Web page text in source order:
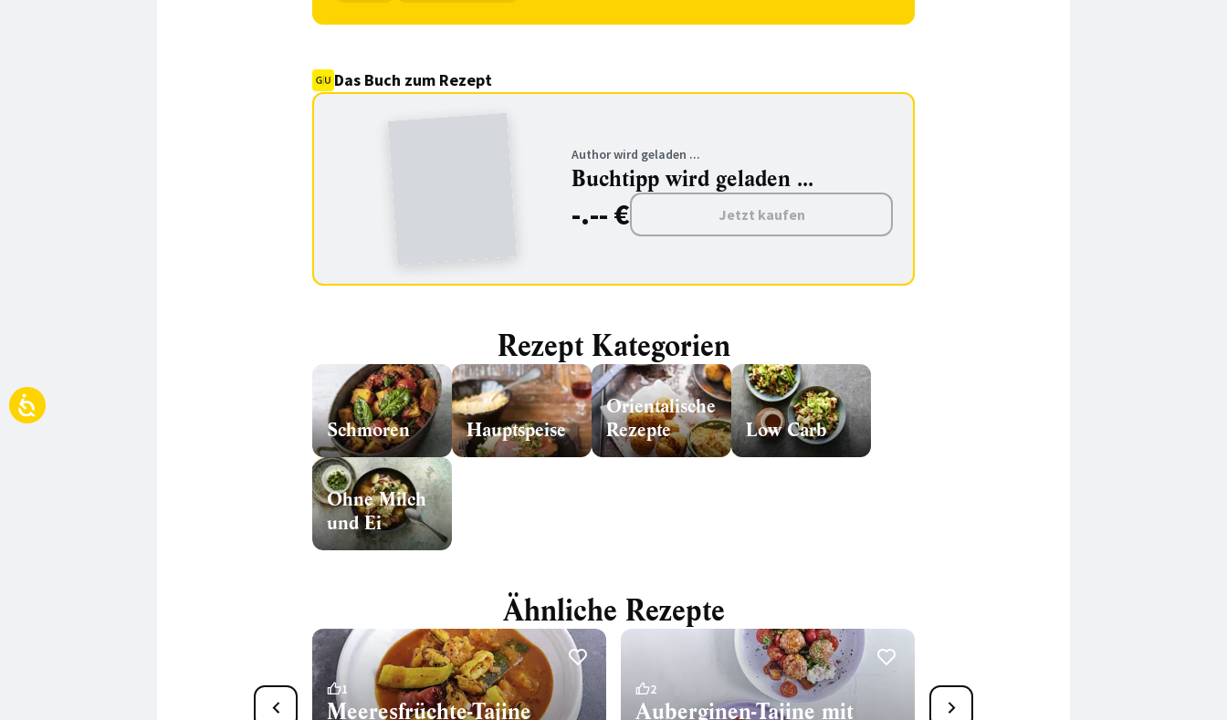
Das Buch zum Rezept
Author wird geladen ...
Buchtipp wird geladen ...
-.-- € Jetzt kaufen
Rezept Kategorien
Schmoren Hauptspeise
Orientalische
Rezepte
Low Carb
Ohne Milch
und Ei
Ähnliche Rezepte
Zitronenhähnchen aus der
1
Meeresfrüchte-Tajine
2
Auberginen-Tajine mit
1
Zitronenhähnchen aus der